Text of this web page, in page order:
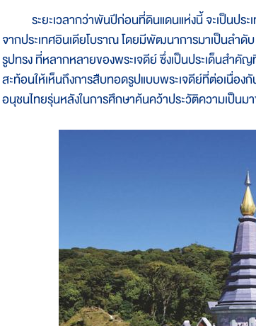
ระยะเวลากว่าพันปีก่อนที่ดินแดนแห่งนี้ จะเป็นประ
จากประเทศอินเดียโบราณ โดยมีพัฒนาการมาเป็นลำดั
รูปทรง ที่หลากหลายของพระเจดีย์ ซึ่งเป็นประเด็นสำคั
สะท้อนให้เห็นถึงการสืบทอดรูปแบบพระเจดีย์ที่ต่อเนื่อง
อนุชนไทยรุ่นหลังในการศึกษาค้นคว้าประวัติความเป็นม